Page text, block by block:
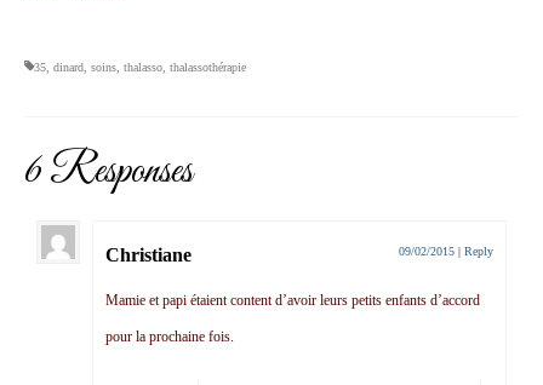
35 dinard soins thalasso thalassothérapie
6 Responses
Christiane 09/02/2015 | Reply
Mamie et papi étaient content d’avoir leurs petits enfants d’accord
pour la prochaine fois.